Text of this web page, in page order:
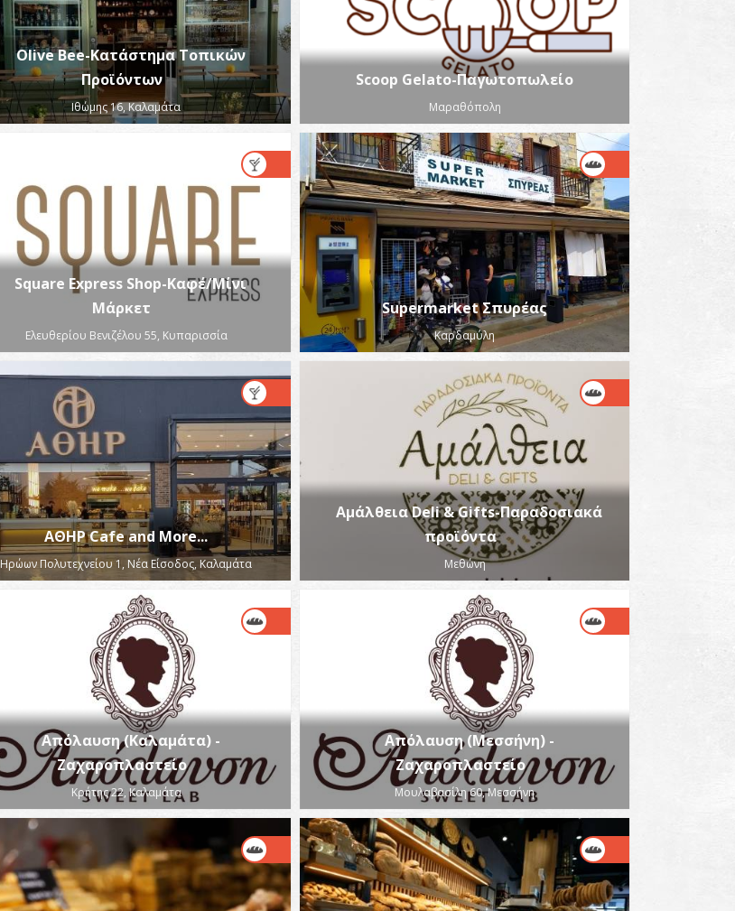
Olive Bee-Κατάστημα Τοπικών
Προϊόντων
Ιθώμης 16, Καλαμάτα
Scoop Gelato-Παγωτοπωλείο
Μαραθόπολη
Square Express Shop-Καφέ/Μίνι
Mάρκετ
Ελευθερίου Βενιζέλου 55, Κυπαρισσία
Supermarket Σπυρέας
Καρδαμύλη
ΑΘΗΡ Cafe and More...
Ηρώων Πολυτεχνείου 1, Νέα Είσοδος, Καλαμάτα
Αμάλθεια Deli & Gifts-Παραδοσιακά
προϊόντα
Μεθώνη
Απόλαυση (Καλαμάτα) -
Ζαχαροπλαστείο
Κρήτης 22, Καλαμάτα
Απόλαυση (Μεσσήνη) -
Ζαχαροπλαστείο
Μουλαβασίλη 60, Μεσσήνη